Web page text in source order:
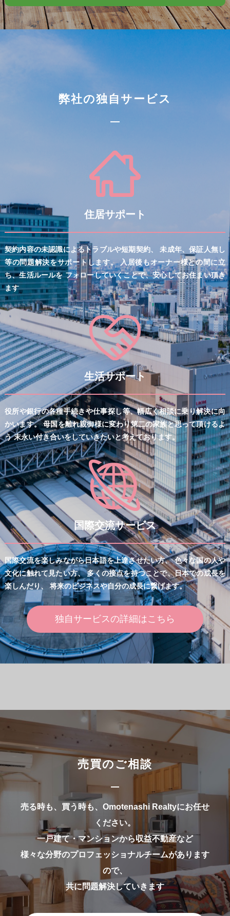
弊社の独自サービス
住居サポート
契約内容の未認識によるトラブルや短期契約、
未成年、保証人無し
等の問題解決をサポートします。入居後もオーナー様との間に立
ち、生活ルールを フォローしていくことで、安心してお住まい頂き
ます
生活サポート
役所や銀行の各種手続きや仕事探し等、幅広く相談に乗り解決に向
かいます。母国を離れ親御様に変わり第二の家族と思って頂けるよ
う末永い付き合いをしていきたいと考えております。
国際交流サービス
国際交流を楽しみながら日本語を上達させたい方、色々な国の人や
文化に触れて見たい方、多くの接点を持つことで、日本での成長を
楽しんだり、
将来のビジネスや自分の成長に繋げます。
独自サービスの詳細はこちら
売買のご相談
売る時も、買う時も、Omotenashi Realtyにお任せ
ください。
一戸建て・マンションから収益不動産など
様々な分野のプロフェッショナルチームがあります
ので、
共に問題解決していきます